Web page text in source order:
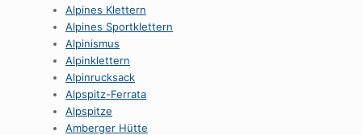
Alpines Klettern
Alpines Sportklettern
Alpinismus
Alpinklettern
Alpinrucksack
Alpspitz-Ferrata
Alpspitze
Amberger Hütte